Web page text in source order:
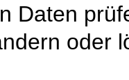
Daten
oder